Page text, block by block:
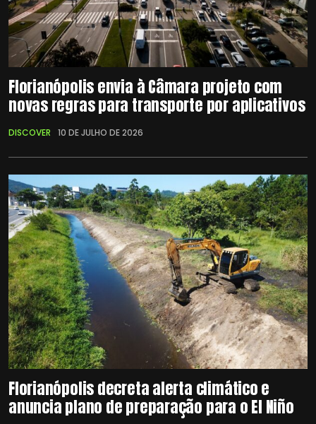
Florianópolis envia à Câmara projeto com
novas regras para transporte por aplicativos
DISCOVER 10 DE JULHO DE 2026
Florianópolis decreta alerta climático e
anuncia plano de preparação para o El Niño